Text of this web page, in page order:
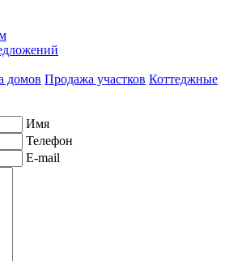
домов Продажа участков Коттеджные
Имя
Телефон
E-mail